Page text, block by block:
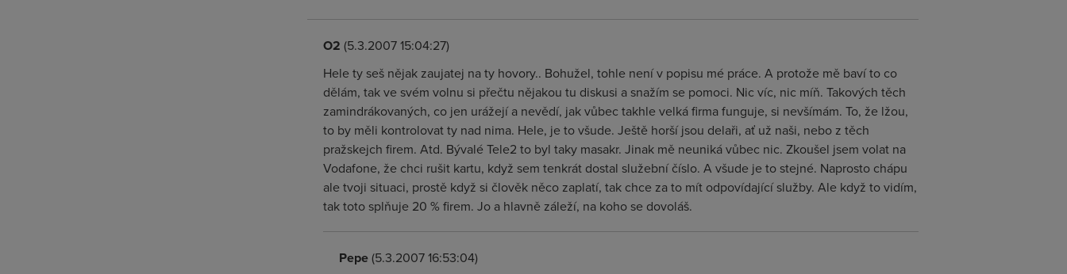
O2 (5.3.2007 15:04:27)
Hele ty seš nějak zaujatej na ty hovory.. Bohužel, tohle není v popisu mé práce. A protože mě baví to co
dělám, tak ve svém volnu si přečtu nějakou tu diskusi a snažím se pomoci. Nic víc, nic míň. Takových těch
zamindrákovaných, co jen urážejí a nevědí, jak vůbec takhle velká firma funguje, si nevšímám. To, že lžou,
to by měli kontrolovat ty nad nima. Hele, je to všude. Ještě horší jsou delaři, ať už naši, nebo z těch
pražskejch firem. Atd. Bývalé Tele2 to byl taky masakr. Jinak mě neuniká vůbec nic. Zkoušel jsem volat na
Vodafone, že chci rušit kartu, když sem tenkrát dostal služební číslo. A všude je to stejné. Naprosto chápu
ale tvoji situaci, prostě když si člověk něco zaplatí, tak chce za to mít odpovídající služby. Ale když to vidím,
tak toto splňuje 20 % firem. Jo a hlavně záleží, na koho se dovoláš.
Pepe(5.3.2007 16:53:04)